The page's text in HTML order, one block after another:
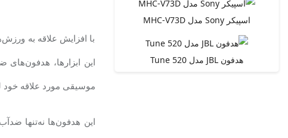
با افزایش علاقه به
این ابزارها،
موسیقی مورد علاقه خود
این هدفون‌ها نه‌تنها
اسپیکر Sony مدل MHC-V73D
هدفون JBL مدل Tune 520